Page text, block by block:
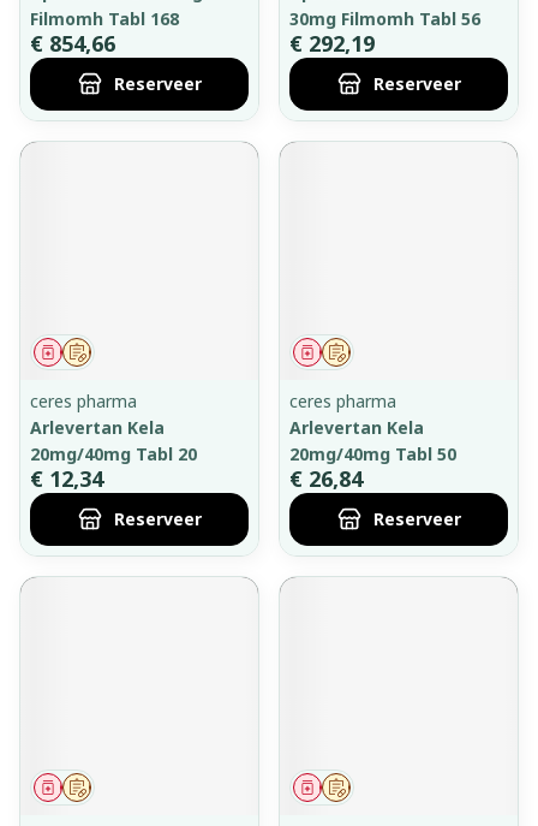
Filmomh Tabl 168
€ 854,66
Reserveer
30mg Filmomh Tabl 56
€ 292,19
Reserveer
Op voorschrift
Geneesmiddel
ceres pharma
Arlevertan Kela
20mg/40mg Tabl 20
€ 12,34
Reserveer
Op voorschrift
Geneesmiddel
ceres pharma
Arlevertan Kela
20mg/40mg Tabl 50
€ 26,84
Reserveer
Op voorschrift
Geneesmiddel Op voorschrift
Geneesmiddel